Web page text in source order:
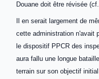
Douane doit être révisée
Il en serait largement de
cette administration n'avait
le dispositif PPCR des
aura fallu une longue
terrain sur son objectif